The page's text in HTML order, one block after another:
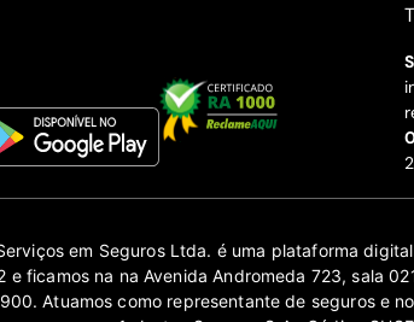
em Seguros Ltda. é uma plataforma
ficamos na na Avenida Andromeda 723, sala
Atuamos como representante de seguros e